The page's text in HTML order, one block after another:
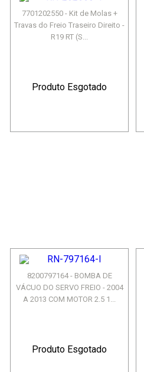
7701202550 - Kit de Molas +
Travas do Freio Traseiro Direito -
R19 RT (S...
Produto Esgotado
8200797164 - BOMBA DE
VÁCUO DO SERVO FREIO - 2004
A 2013 COM MOTOR 2.5 1...
Produto Esgotado